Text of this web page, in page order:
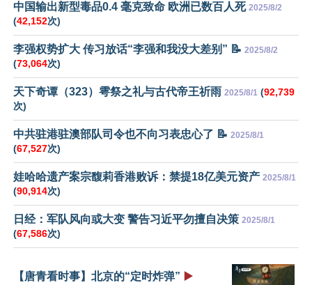
中国输出新型毒品0.4 毫克致命 欧洲已数百人死 2025/8/2
(42,152次)
李强权势扩大 传习放话“李强和我没大差别” 📝 2025/8/2
(73,064次)
天下奇谭（323）雩祭之礼与古代帝王祈雨 2025/8/1 (92,739
次)
中共驻港驻澳部队司令也不向习表忠心了 📝 2025/8/1
(67,527次)
娃哈哈遗产案宗馥莉香港败诉：禁提18亿美元资产 2025/8/1
(90,914次)
日经：军队风向或大变 警告习近平勿擅自决策 2025/8/1
(67,586次)
【唐青看时事】北京的“定时炸弹” ▶️